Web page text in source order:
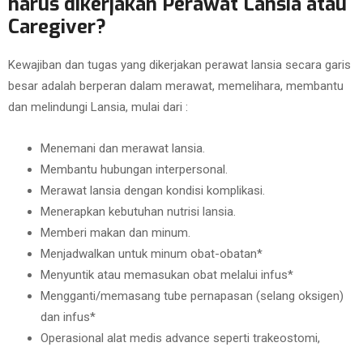
Caregiver?
Kewajiban dan tugas yang dikerjakan perawat lansia secara garis
besar adalah berperan dalam merawat, memelihara, membantu
dan melindungi Lansia, mulai dari :
Menemani dan merawat lansia.
Membantu hubungan interpersonal.
Merawat lansia dengan kondisi komplikasi.
Menerapkan kebutuhan nutrisi lansia.
Memberi makan dan minum.
Menjadwalkan untuk minum obat-obatan*
Menyuntik atau memasukan obat melalui infus*
Mengganti/memasang tube pernapasan (selang oksigen)
dan infus*
Operasional alat medis advance seperti trakeostomi,